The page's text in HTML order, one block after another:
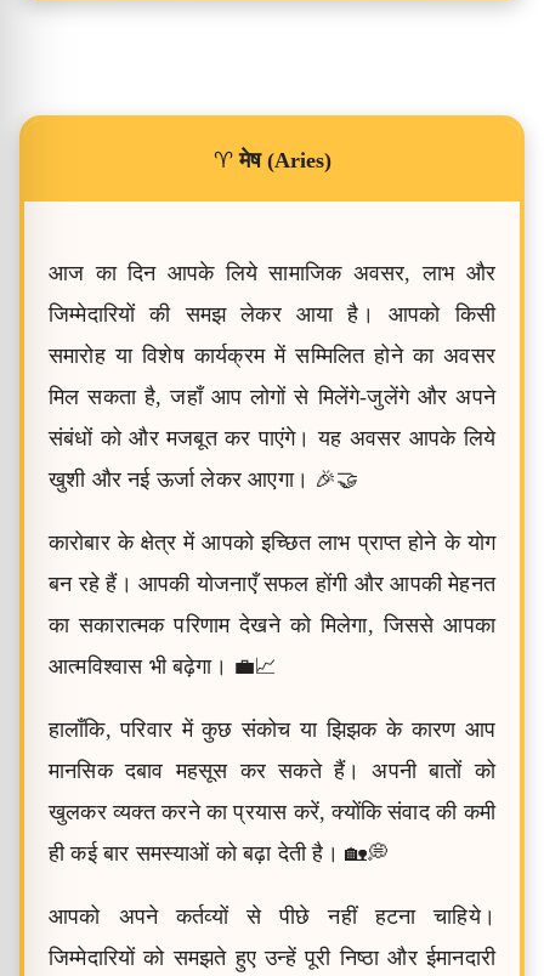
♈मेष (Aries)
आज का दिन आपके लिये सामाजिक अवसर, लाभ और
जिम्मेदारियों की समझ लेकर आया है। आपको किसी
समारोह या विशेष कार्यक्रम में सम्मिलित होने का अवसर
मिल सकता है, जहाँ आप लोगों से मिलेंगे-जुलेंगे और अपने
संबंधों को और मजबूत कर पाएंगे। यह अवसर आपके लिये
खुशी और नई ऊर्जा लेकर आएगा। 🎉🤝
कारोबार के क्षेत्र में आपको इच्छित लाभ प्राप्त होने के योग
बन रहे हैं। आपकी योजनाएँ सफल होंगी और आपकी मेहनत
का सकारात्मक परिणाम देखने को मिलेगा, जिससे आपका
आत्मविश्वास भी बढ़ेगा। 💼📈
हालाँकि, परिवार में कुछ संकोच या झिझक के कारण आप
मानसिक दबाव महसूस कर सकते हैं। अपनी बातों को
खुलकर व्यक्त करने का प्रयास करें, क्योंकि संवाद की कमी
ही कई बार समस्याओं को बढ़ा देती है। 🏡💭
आपको अपने कर्तव्यों से पीछे नहीं हटना चाहिये।
जिम्मेदारियों को समझते हुए उन्हें पूरी निष्ठा और ईमानदारी